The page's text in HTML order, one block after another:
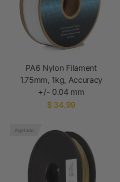
PA6 Nylon Filament
1.75mm, 1kg, Accuracy
+/- 0.04 mm
$ 34.99
Agotado